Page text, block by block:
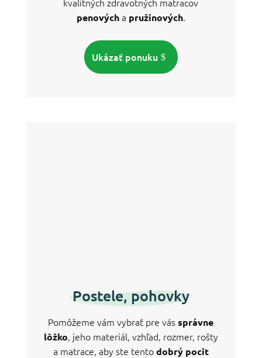
penovýcha pružinových.
Ukázať ponuku
Postele, pohovky
Pomôžeme vám vybrať pre vássprávne
lôžko, jeho materiál, vzhľad, rozmer, rošty
a matrace, aby ste tentodobrý pocit